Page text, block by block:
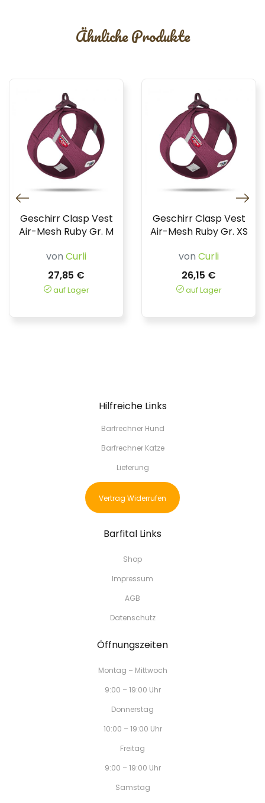
Ähnliche Produkte
Geschirr Clasp Vest
Air-Mesh Ruby Gr. M
von Curli
27,85 €
auf Lager
Geschirr Clasp Vest
Air-Mesh Ruby Gr. XS
von Curli
26,15 €
auf Lager
Hilfreiche Links
Barfrechner Hund
Barfrechner Katze
Lieferung
Vertrag Widerrufen
Barfital Links
Shop
Impressum
AGB
Datenschutz
Öffnungszeiten
Montag – Mittwoch
9:00 – 19:00 Uhr
Donnerstag
10:00 – 19:00 Uhr
Freitag
9:00 – 19:00 Uhr
Samstag